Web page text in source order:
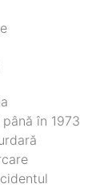
în 1973